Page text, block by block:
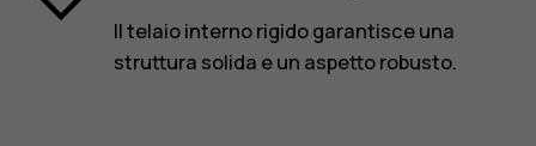
Il telaio interno rigido garantisce una
struttura solida e un aspetto robusto.